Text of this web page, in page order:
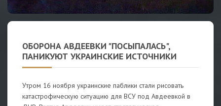
ОБОРОНА АВДЕЕВКИ "ПОСЫПАЛАСЬ",
ПАНИКУЮТ УКРАИНСКИЕ ИСТОЧНИКИ
Утром 16 ноября украинские паблики стали рисовать
катастрофическую ситуацию для ВСУ под Авдеевкой в